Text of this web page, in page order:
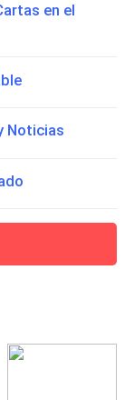
en el
Noticias